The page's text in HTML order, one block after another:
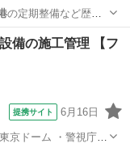
の定期整備など歴史
備の施工管理 【フ
提携サイト 6月16日
京ドーム ・警視庁葛